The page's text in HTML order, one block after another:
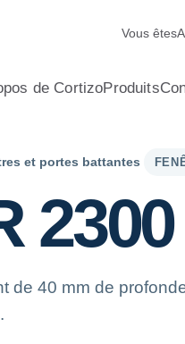
calculateur
Vous êtes
de CortizoProduits
et portes battantes
2300
de 40 mm de